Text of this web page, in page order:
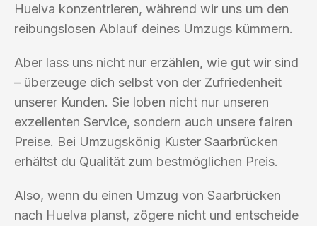
Huelva konzentrieren, während wir uns um den
reibungslosen Ablauf deines Umzugs kümmern.
Aber lass uns nicht nur erzählen, wie gut wir sind
– überzeuge dich selbst von der Zufriedenheit
unserer Kunden. Sie loben nicht nur unseren
exzellenten Service, sondern auch unsere fairen
Preise. Bei Umzugskönig Kuster Saarbrücken
erhältst du Qualität zum bestmöglichen Preis.
Also, wenn du einen Umzug von Saarbrücken
nach Huelva planst, zögere nicht und entscheide